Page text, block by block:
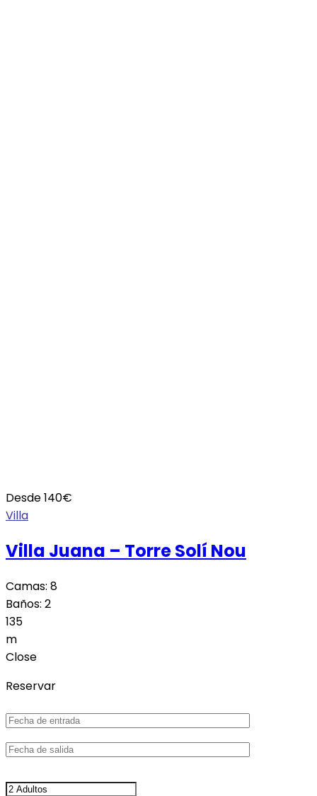
Desde140€
Villa
Villa Juana – Torre Solí Nou
Camas: 8
Baños: 2
135
m
Close
Reservar